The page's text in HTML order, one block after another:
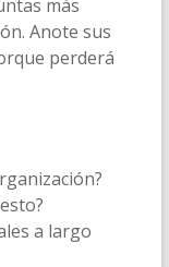
más
Anote sus
perderá
a largo